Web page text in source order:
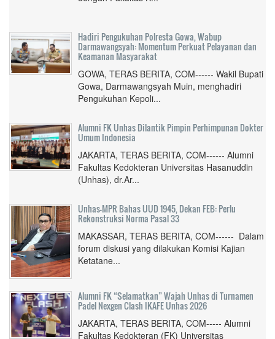
Hadiri Pengukuhan Polresta Gowa, Wabup
Darmawangsyah: Momentum Perkuat Pelayanan dan
Keamanan Masyarakat
GOWA, TERAS BERITA, COM------ Wakil Bupati
Gowa, Darmawangsyah Muin, menghadiri
Pengukuhan Kepoli...
Alumni FK Unhas Dilantik Pimpin Perhimpunan Dokter
Umum Indonesia
JAKARTA, TERAS BERITA, COM------ Alumni
Fakultas Kedokteran Universitas Hasanuddin
(Unhas), dr.Ar...
Unhas-MPR Bahas UUD 1945, Dekan FEB: Perlu
Rekonstruksi Norma Pasal 33
MAKASSAR, TERAS BERITA, COM------ Dalam
forum diskusi yang dilakukan Komisi Kajian
Ketatane...
Alumni FK “Selamatkan” Wajah Unhas di Turnamen
Padel Nexgen Clash IKAFE Unhas 2026
JAKARTA, TERAS BERITA, COM----- Alumni
Fakultas Kedokteran (FK) Universitas